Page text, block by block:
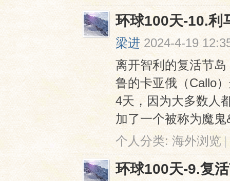
环球100天-10.利
梁进 2024-4-19
离开智利的复活节
鲁的卡亚俄（Callo
4天，因为⼤多数⼈
加了⼀个被称为魔⻤
个人分类: 海外浏览 |
环球100天-9.复